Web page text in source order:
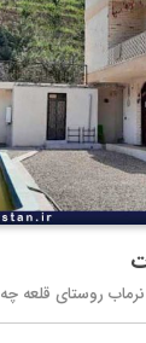
روستای قلعه چه